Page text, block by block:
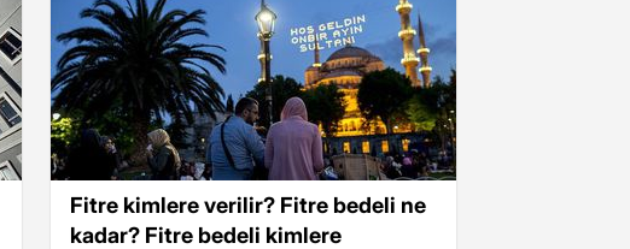
Fitre kimlere verilir? Fitre bedeli ne
kadar? Fitre bedeli kimlere